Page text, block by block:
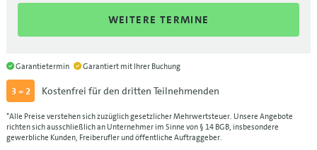
23.10.26
490 €
13.11.26
DRS
490 €
13.11.26
04.12.26
MUC
04.12.26
490 €
WEITERE TERMINE
Garantietermin Garantiert mit Ihrer Buchung
3 = 2 Kostenfrei für den dritten Teilnehmenden
*Alle Preise verstehen sich zuzüglich gesetzlicher Mehrwertsteuer. Unsere Angebote
richten sich ausschließlich an Unternehmer im Sinne von § 14 BGB, insbesondere
gewerbliche Kunden, Freiberufler und öffentliche Auftraggeber.